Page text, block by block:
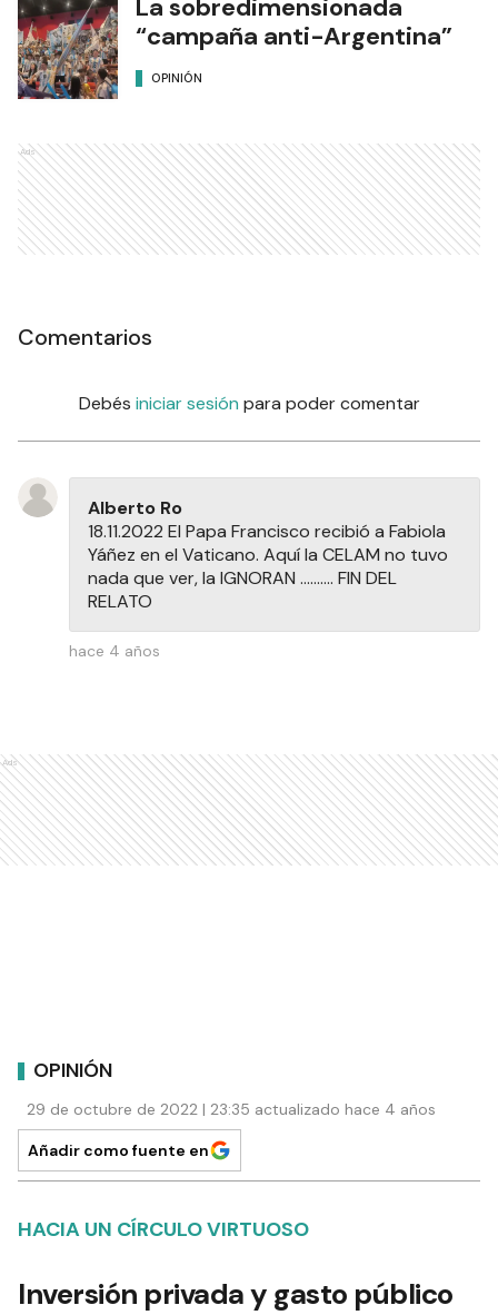
La sobredimensionada
“campaña anti-Argentina”
OPINIÓN
Ads
Comentarios
Debés iniciar sesión para poder comentar
Alberto Ro
18.11.2022 El Papa Francisco recibió a Fabiola
Yáñez en el Vaticano. Aquí la CELAM no tuvo
nada que ver, la IGNORAN .......... FIN DEL
RELATO
hace 4 años
Ads
OPINIÓN
29 de octubre de 2022 | 23:35 actualizado hace 4 años
Añadir como fuente en
HACIA UN CÍRCULO VIRTUOSO
Inversión privada y gasto público